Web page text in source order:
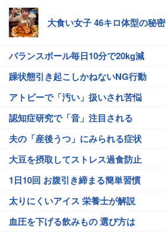
大食い女子 46キロ体型の秘密
バランスボール毎日10分で20kg減
躁状態引き起こしかねないNG行動
アトピーで「汚い」扱いされ苦悩
認知症研究で「音」注目される
夫の「産後うつ」にみられる症状
大豆を摂取してストレス過食防止
1日10回 お腹引き締まる簡単習慣
太りにくいアイス 栄養士が解説
血圧を下げる飲みもの 選び方は